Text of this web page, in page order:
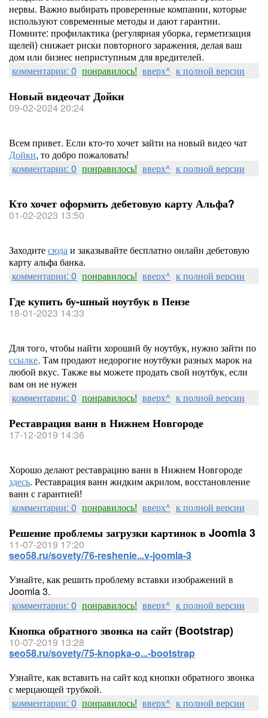
нервы. Важно выбирать проверенные компании, которые
используют современные методы и дают гарантии.
Помните: профилактика (регулярная уборка, герметизация
щелей) снижает риски повторного заражения, делая ваш
дом или бизнес неприступным для вредителей.
комментарии: 0 понравилось! вверх^ к полной версии
Новый видеочат Дойки
09-02-2024 20:24
Всем привет. Если кто-то хочет зайти на новый видео чат
Дойки, то добро пожаловать!
комментарии: 0 понравилось! вверх^ к полной версии
Кто хочет оформить дебетовую карту Альфа?
01-02-2023 13:50
Заходитесюдаи заказывайте бесплатно онлайн дебетовую
карту альфа банка.
комментарии: 0 понравилось! вверх^ к полной версии
Где купить бу-шный ноутбук в Пензе
18-01-2023 14:33
Для того, чтобы найти хороший бу ноутбук, нужно зайти по
ссылке. Там продают недорогие ноутбуки разных марок на
любой вкус. Также вы можете продать свой ноутбук, если
вам он не нужен
комментарии: 0 понравилось! вверх^ к полной версии
Реставрация ванн в Нижнем Новгороде
17-12-2019 14:36
Хорошо делают реставрацию ванн в Нижнем Новгороде
здесь. Реставрация ванн жидким акрилом, восстановление
ванн с гарантией!
комментарии: 0 понравилось! вверх^ к полной версии
Решение проблемы загрузки картинок в Joomla 3
11-07-2019 17:20
seo58.ru/sovety/76-reshenie...v-joomla-3
Узнайте, как решить проблему вставки изображений в
Joomla 3.
комментарии: 0 понравилось! вверх^ к полной версии
Кнопка обратного звонка на сайт (Bootstrap)
10-07-2019 13:28
seo58.ru/sovety/75-knopka-o...-bootstrap
Узнайте, как вставить на сайт код кнопки обратного звонка
с мерцающей трубкой.
комментарии: 0 понравилось! вверх^ к полной версии